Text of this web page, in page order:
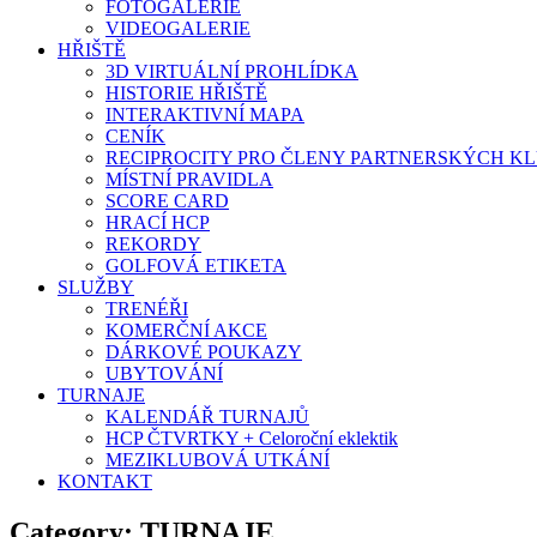
FOTOGALERIE
VIDEOGALERIE
HŘIŠTĚ
3D VIRTUÁLNÍ PROHLÍDKA
HISTORIE HŘIŠTĚ
INTERAKTIVNÍ MAPA
CENÍK
RECIPROCITY PRO ČLENY PARTNERSKÝCH
MÍSTNÍ PRAVIDLA
SCORE CARD
HRACÍ HCP
REKORDY
GOLFOVÁ ETIKETA
SLUŽBY
TRENÉŘI
KOMERČNÍ AKCE
DÁRKOVÉ POUKAZY
UBYTOVÁNÍ
TURNAJE
KALENDÁŘ TURNAJŮ
HCP ČTVRTKY + Celoroční eklektik
MEZIKLUBOVÁ UTKÁNÍ
KONTAKT